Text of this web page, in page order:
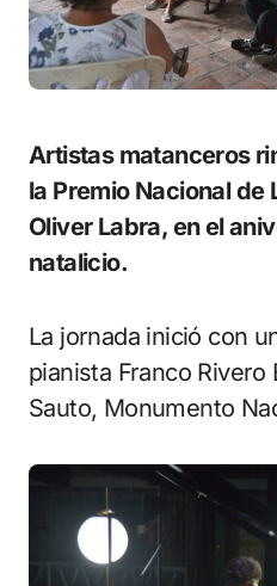
Artistas matanceros rindieron homenaje a
la Premio Nacional de
Oliver Labra, en el
natalicio.
La jornada inició con
pianista Franco Rivero
Sauto, Monumento